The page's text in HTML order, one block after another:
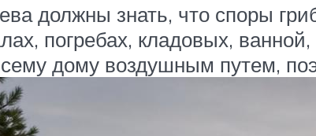
должны знать, что споры
погребах, кладовых,
дому воздушным путем,